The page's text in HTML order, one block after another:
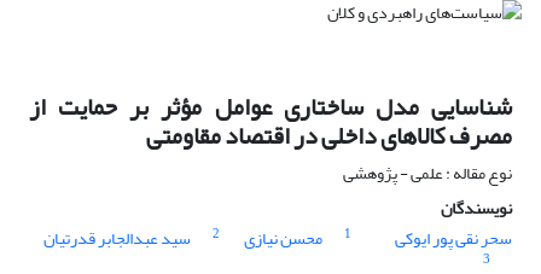
شناسایی مدل ساختاری عوامل مؤثر بر حمایت از
مصرف کالاهای داخلی در اقتصاد مقاومتی
نوع مقاله : علمی - پژوهشی
نویسندگان
سحر نقی پور ایوکی
1 محسن نیازی 2 سید عبدالجابر قدرتیان
3